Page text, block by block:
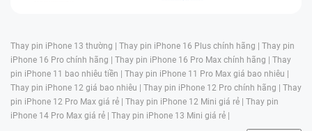
Thay pin iPhone 13 thường | Thay pin iPhone 16 Plus chính hãng | Thay pin
iPhone 16 Pro chính hãng | Thay pin iPhone 16 Pro Max chính hãng | Thay
pin iPhone 11 bao nhiêu tiền | Thay pin iPhone 11 Pro Max giá bao nhiêu |
Thay pin iPhone 12 giá bao nhiêu | Thay pin iPhone 12 Pro chính hãng | Thay
pin iPhone 12 Pro Max giá rẻ | Thay pin iPhone 12 Mini giá rẻ | Thay pin
iPhone 14 Pro Max giá rẻ | Thay pin iPhone 13 Mini giá rẻ |